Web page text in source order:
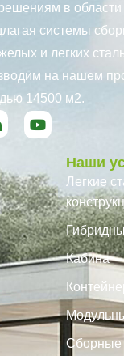
в
системы
и легких
на нашем
14500 м2.
Наши
Легкие
Кабина
Сборные